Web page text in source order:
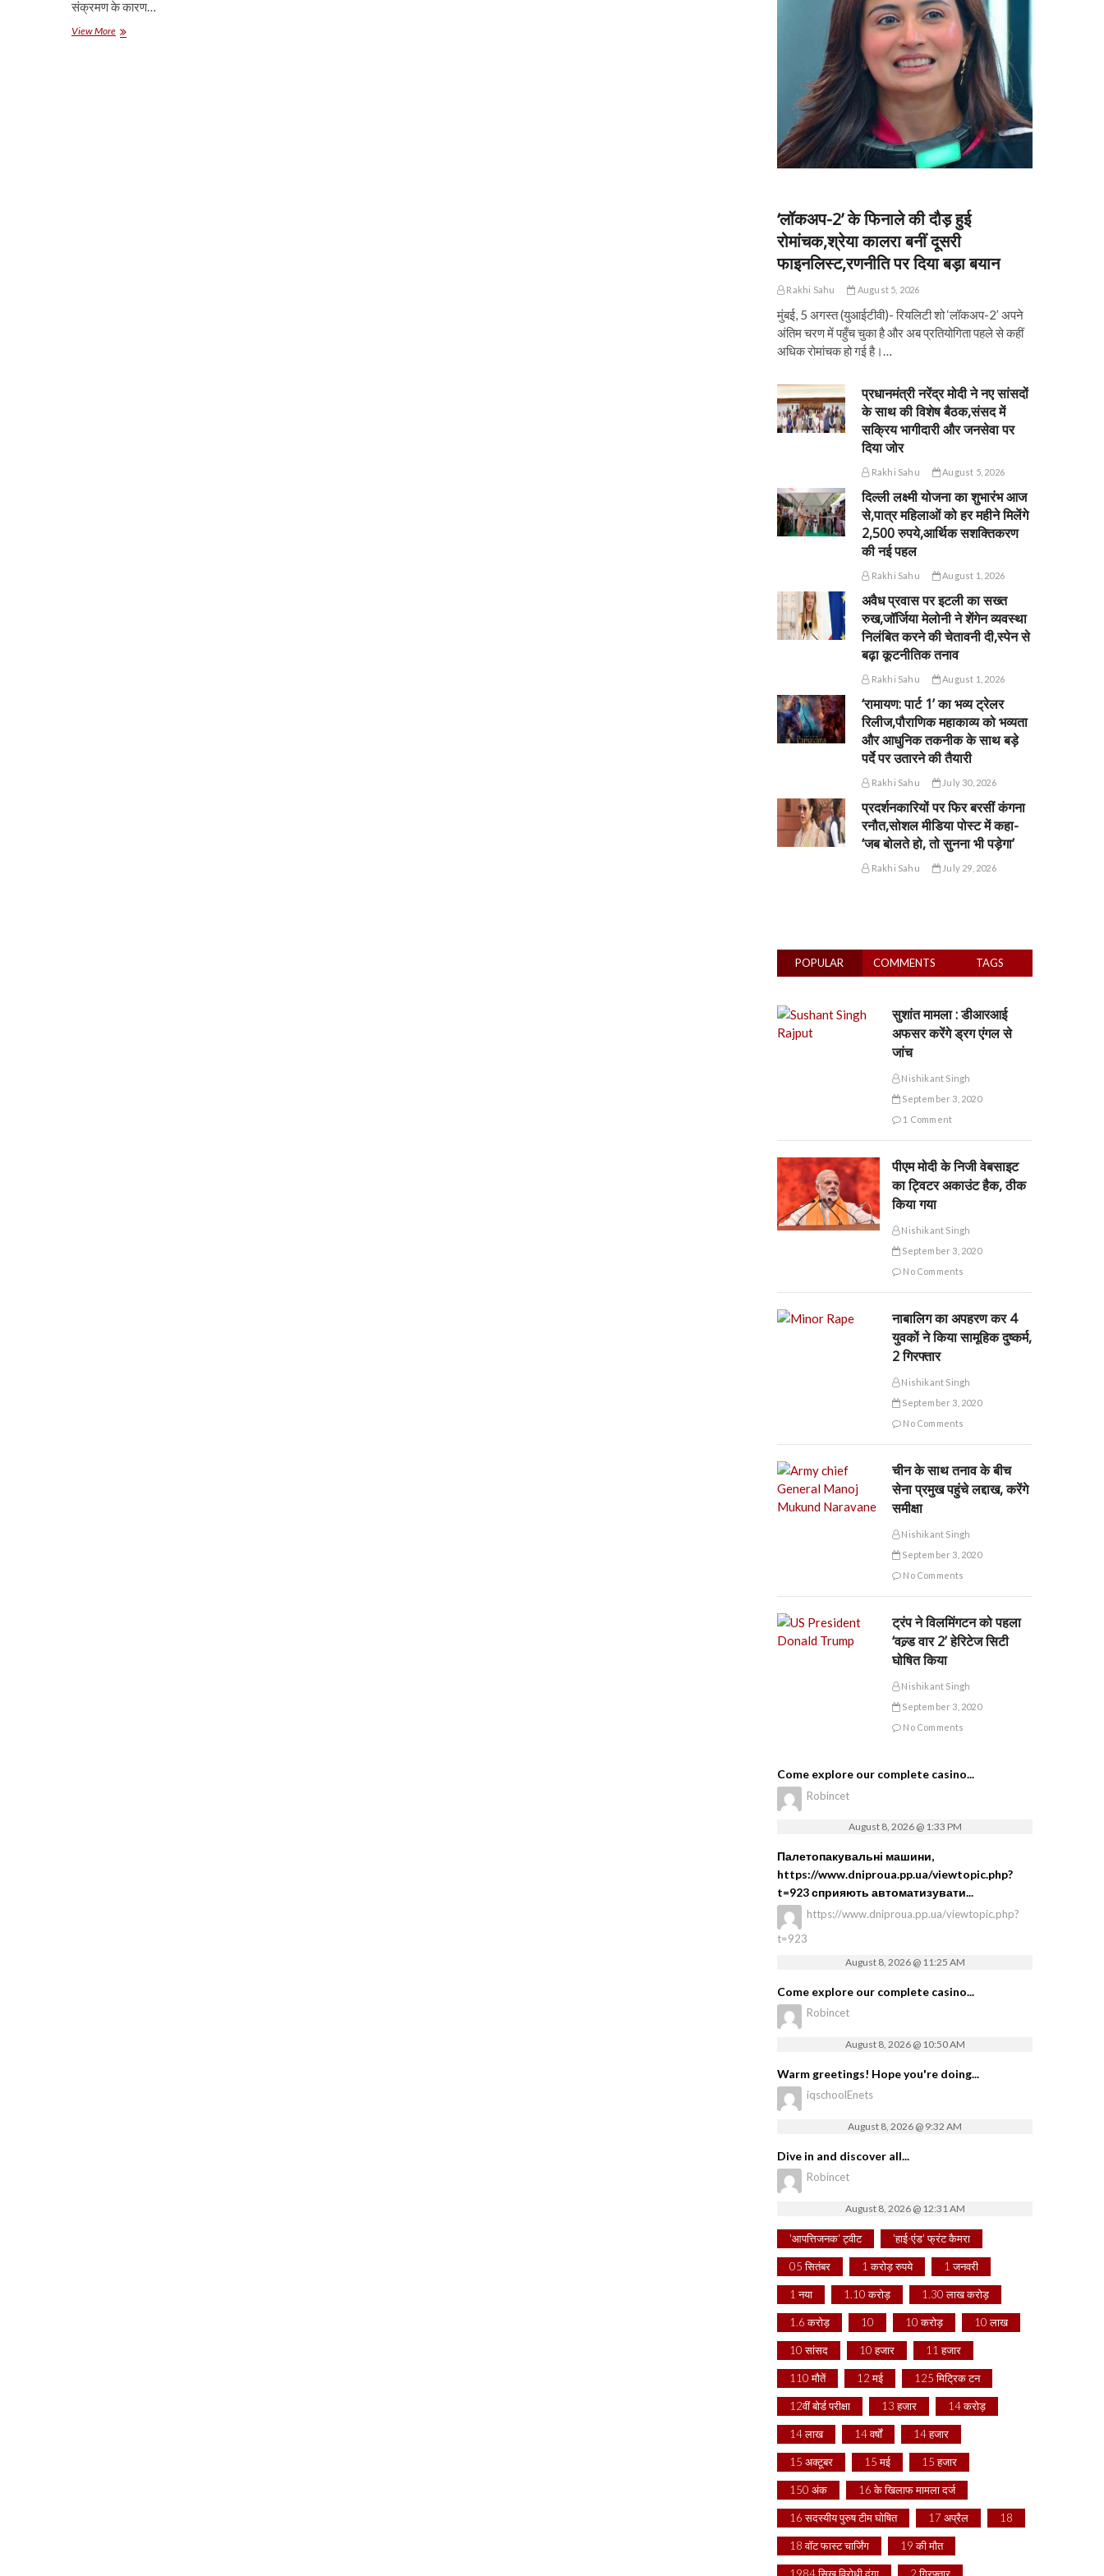
संक्रमण के कारण…
View Moreभाजपा
‘लॉकअप-2’ के फिनाले की दौड़ हुई
रोमांचक,श्रेया कालरा बनीं दूसरी
फाइनलिस्ट,रणनीति पर दिया बड़ा बयान
Rakhi Sahu August 5, 2026
मुंबई, 5 अगस्त (युआईटीवी)- रियलिटी शो ‘लॉकअप-2’ अपने
अंतिम चरण में पहुँच चुका है और अब प्रतियोगिता पहले से कहीं
अधिक रोमांचक हो गई है।…
प्रधानमंत्री नरेंद्र मोदी ने नए सांसदों
के साथ की विशेष बैठक,संसद में
सक्रिय भागीदारी और जनसेवा पर
दिया जोर
Rakhi Sahu August 5, 2026
दिल्ली लक्ष्मी योजना का शुभारंभ आज
से,पात्र महिलाओं को हर महीने मिलेंगे
2,500 रुपये,आर्थिक सशक्तिकरण
की नई पहल
Rakhi Sahu August 1, 2026
अवैध प्रवास पर इटली का सख्त
रुख,जॉर्जिया मेलोनी ने शेंगेन व्यवस्था
निलंबित करने की चेतावनी दी,स्पेन से
बढ़ा कूटनीतिक तनाव
Rakhi Sahu August 1, 2026
‘रामायण: पार्ट 1’ का भव्य ट्रेलर
रिलीज,पौराणिक महाकाव्य को भव्यता
और आधुनिक तकनीक के साथ बड़े
पर्दे पर उतारने की तैयारी
Rakhi Sahu July 30, 2026
प्रदर्शनकारियों पर फिर बरसीं कंगना
रनौत,सोशल मीडिया पोस्ट में कहा-
‘जब बोलते हो, तो सुनना भी पड़ेगा’
Rakhi Sahu July 29, 2026
POPULAR COMMENTS TAGS
सुशांत मामला : डीआरआई
अफसर करेंगे ड्रग एंगल से
जांच
Nishikant Singh
September 3, 2020
1 Comment
पीएम मोदी के निजी वेबसाइट
का ट्विटर अकाउंट हैक, ठीक
किया गया
Nishikant Singh
September 3, 2020
No Comments
नाबालिग का अपहरण कर 4
युवकों ने किया सामूहिक दुष्कर्म,
2 गिरफ्तार
Nishikant Singh
September 3, 2020
No Comments
चीन के साथ तनाव के बीच
सेना प्रमुख पहुंचे लद्दाख, करेंगे
समीक्षा
Nishikant Singh
September 3, 2020
No Comments
ट्रंप ने विलमिंगटन को पहला
‘वल्र्ड वार 2’ हेरिटेज सिटी
घोषित किया
Nishikant Singh
September 3, 2020
No Comments
Come explore our complete casino...
Robincet
August 8, 2026 @ 1:33 PM
Палетопакувальні машини,
https://www.dniproua.pp.ua/viewtopic.php?
t=923 сприяють автоматизувати...
https://www.dniproua.pp.ua/viewtopic.php?
t=923
August 8, 2026 @ 11:25 AM
Come explore our complete casino...
Robincet
August 8, 2026 @ 10:50 AM
Warm greetings! Hope you're doing...
iqschoolEnets
August 8, 2026 @ 9:32 AM
Dive in and discover all...
Robincet
August 8, 2026 @ 12:31 AM
'आपत्तिजनक' ट्वीट 'हाई-एंड' फ्रंट कैमरा
05 सितंबर 1 करोड़ रुपये 1 जनवरी
1 नया 1.10 करोड़ 1.30 लाख करोड़
1.6 करोड़ 10 10 करोड़ 10 लाख
10 सांसद 10 हजार 11 हजार
110 मौतें 12 मई 125 मिट्रिक टन
12वीं बोर्ड परीक्षा 13 हजार 14 करोड़
14 लाख 14 वर्षों 14 हजार
15 अक्टूबर 15 मई 15 हजार
150 अंक 16 के खिलाफ मामला दर्ज
16 सदस्यीय पुरुष टीम घोषित 17 अप्रैल 18
18 वॉट फास्ट चार्जिंग 19 की मौत
1984 सिख विरोधी दंगा 2 गिरफ्तार